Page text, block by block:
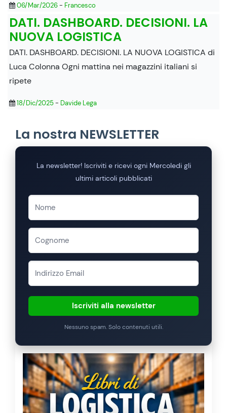
06/Mar/2026- Francesco
DATI. DASHBOARD. DECISIONI. LA
NUOVA LOGISTICA
DATI. DASHBOARD. DECISIONI. LA NUOVA LOGISTICA di
Luca Colonna Ogni mattina nei magazzini italiani si
ripete
18/Dic/2025- Davide Lega
La nostra NEWSLETTER
La newsletter! Iscriviti e ricevi ogni Mercoledi gli
ultimi articoli pubblicati
Iscriviti alla newsletter
Nessuno spam. Solo contenuti utili.